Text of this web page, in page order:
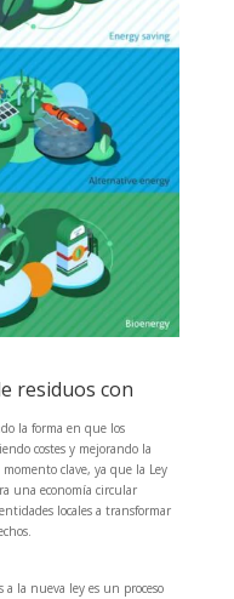
residuos con
la forma en que los
costes y mejorando la
clave, ya que la Ley
una economía circular
locales a transformar
a la nueva ley es un proceso